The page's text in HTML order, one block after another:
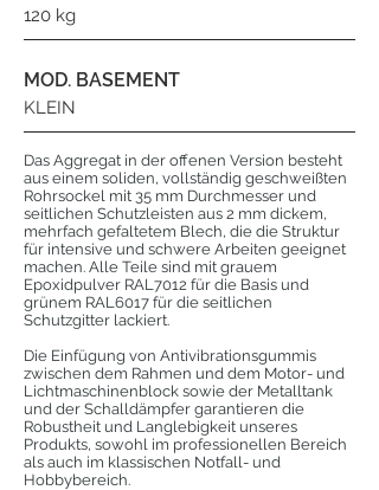
120 kg
MOD. BASEMENT
KLEIN
Das Aggregat in der offenen Version besteht
aus einem soliden, vollständig geschweißten
Rohrsockel mit 35 mm Durchmesser und
seitlichen Schutzleisten aus 2 mm dickem,
mehrfach gefaltetem Blech, die die Struktur
für intensive und schwere Arbeiten geeignet
machen. Alle Teile sind mit grauem
Epoxidpulver RAL7012 für die Basis und
grünem RAL6017 für die seitlichen
Schutzgitter lackiert.
Die Einfügung von Antivibrationsgummis
zwischen dem Rahmen und dem Motor- und
Lichtmaschinenblock sowie der Metalltank
und der Schalldämpfer garantieren die
Robustheit und Langlebigkeit unseres
Produkts, sowohl im professionellen Bereich
als auch im klassischen Notfall- und
Hobbybereich.